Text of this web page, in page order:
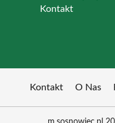
Kontakt
Kontakt O Nas